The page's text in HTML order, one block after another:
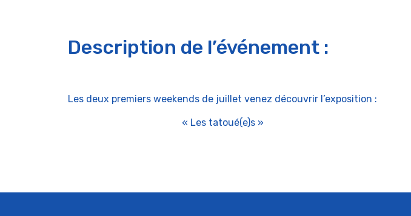
Description de l’événement :
Les deux premiers weekends de juillet venez découvrir l’exposition :
« Les tatoué(e)s »